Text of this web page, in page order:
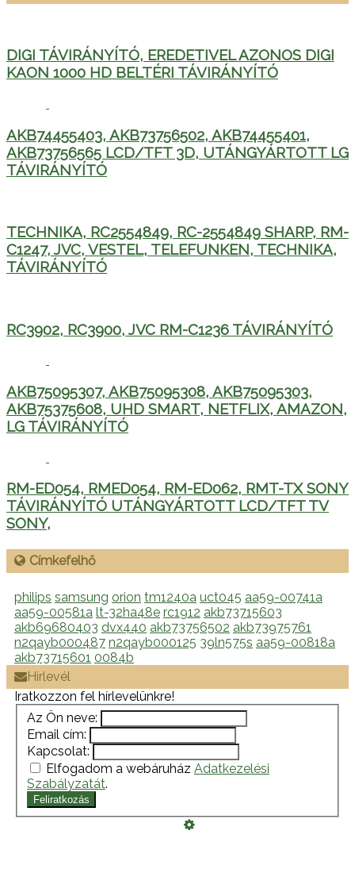
DIGI TÁVIRÁNYÍTÓ, EREDETIVEL AZONOS DIGI
KAON 1000 HD BELTÉRI TÁVIRÁNYÍTÓ
AKB74455403, AKB73756502, AKB74455401,
AKB73756565 LCD/TFT 3D, UTÁNGYÁRTOTT LG
TÁVIRÁNYÍTÓ
TECHNIKA, RC2554849, RC-2554849 SHARP, RM-
C1247, JVC, VESTEL, TELEFUNKEN, TECHNIKA,
TÁVIRÁNYÍTÓ
RC3902, RC3900, JVC RM-C1236 TÁVIRÁNYÍTÓ
AKB75095307, AKB75095308, AKB75095303,
AKB75375608, UHD SMART, NETFLIX, AMAZON,
LG TÁVIRÁNYÍTÓ
RM-ED054, RMED054, RM-ED062, RMT-TX SONY
TÁVIRÁNYÍTÓ UTÁNGYÁRTOTT LCD/TFT TV
SONY,
Címkefelhő
philips samsung orion tm1240a uct045 aa59-00741a
aa59-00581a lt-32ha48e rc1912 akb73715603
akb69680403 dvx440 akb73756502 akb73975761
n2qayb000487 n2qayb000125 39ln575s aa59-00818a
akb73715601 0084b
Hírlevél
Iratkozzon fel hírlevelünkre!
Az Ön neve:
Email cím:
Kapcsolat:
Elfogadom a webáruház Adatkezelési
Szabályzatát.
Feliratkozás